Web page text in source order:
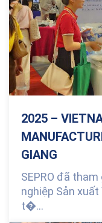
2025 –
GIANG
SEPRO đã
nghiệp Sản xuất
t�...